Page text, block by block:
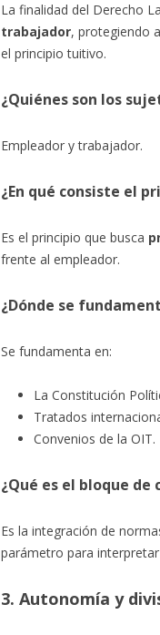
La finalidad del Derecho
trabajador, protegiendo
el principio tuitivo.
¿Quiénes son los
Empleador y trabajador.
¿En qué consiste el
Es el principio que busca
frente al empleador.
¿Dónde se
Se fundamenta en:
La Constitución
Tratados
Convenios de la OIT.
¿Qué es el bloque
Es la integración de
parámetro para
3. Autonomía y